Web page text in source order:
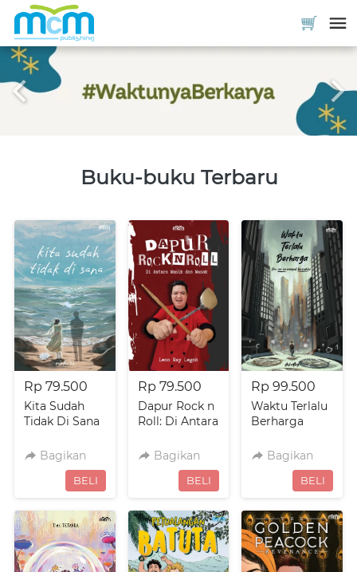
Buku-buku Terbaru
Rp 79.500
Kita Sudah
Tidak Di Sana
Bagikan
`
BELI
Rp 79.500
Dapur Rock n
Roll: Di Antara
Masak
Bagikan
`
BELI
Rp 99.500
Waktu Terlalu
Berharga
Bagikan
`
BELI